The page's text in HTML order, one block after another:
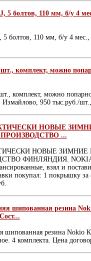
5 болтов, 110 мм, б/у 4
5 болтов, 110 мм, б/у 4
комплект, можно
комплект, можно
950 тыс.руб./шт.,
НОВЫЕ
ПРОИЗВОДСТВО ...
НОВЫЕ
ФИНЛЯНДИЯ.
взял и
покупал: 1 покрышку за
шипованная резина
шипованная резина Nokio
4 комплекта. Цена